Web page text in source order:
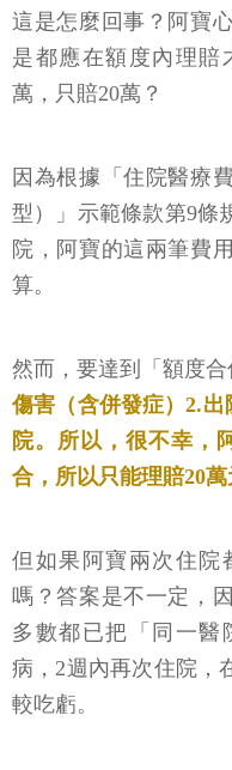
這是怎麼回事？阿寶
是都應在額度內理賠
萬，只賠20萬？
因為根據「住院醫療
型）」示範條款第9條
院，阿寶的這兩筆費
算。
然而，要達到「額度合
傷害（含併發症）2.
院。所以，很不幸，
合，所以只能理賠20萬
但如果阿寶兩次住院
嗎？答案是不一定，
多數都已把「同一醫
病，2週內再次住院，
較吃虧。